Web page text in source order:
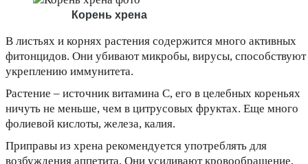
Корень хрена
В листьях и корнях растения содержится много активных
фитонцидов. Они убивают микробы, вирусы, способствуют
укреплению иммунитета.
Растение – источник витамина С, его в целебных кореньях
ничуть не меньше, чем в цитрусовых фруктах. Еще много
фолиевой кислоты, железа, калия.
Приправы из хрена рекомендуется употреблять для
возбуждения аппетита. Они усиливают кровообращение,